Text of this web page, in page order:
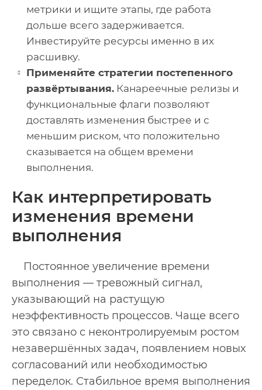
метрики и ищите этапы, где работа
дольше всего задерживается.
Инвестируйте ресурсы именно в их
расшивку.
Применяйте стратегии постепенного
развёртывания. Канареечные релизы и
функциональные флаги позволяют
доставлять изменения быстрее и с
меньшим риском, что положительно
сказывается на общем времени
выполнения.
Как интерпретировать
изменения времени
выполнения
Постоянное увеличение времени
выполнения — тревожный сигнал,
указывающий на растущую
неэффективность процессов. Чаще всего
это связано с неконтролируемым ростом
незавершённых задач, появлением новых
согласований или необходимостью
переделок. Стабильное время выполнения